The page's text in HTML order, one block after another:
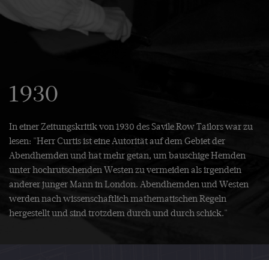
1930
In einer Zeitungskritik von 1930 des Savile Row Tailors war zu
lesen: "Herr Curtis ist eine Autorität auf dem Gebiet der
Abendhemden und hat mehr getan, um bauschige Hemden
unter hochrutschenden Westen zu vermeiden als irgendein
anderer junger Mann in London. Abendhemden und Westen
werden nach wissenschaftlich mathematischen Regeln
hergestellt und sind trotzdem durch und durch schick."